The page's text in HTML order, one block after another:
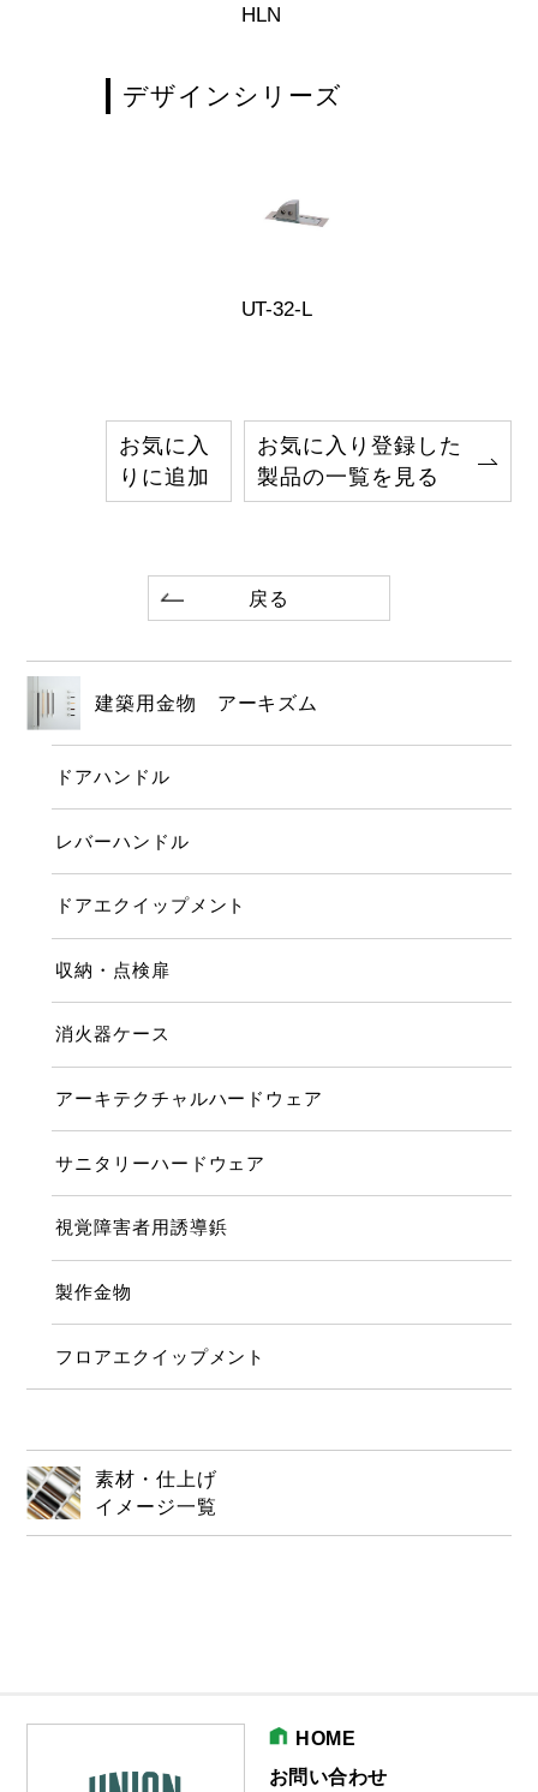
HLN
デザインシリーズ
UT-32-L
お気に入
りに追加
お気に入り登録した
製品の一覧を見る
戻る
建築用金物 アーキズム
ドアハンドル
レバーハンドル
ドアエクイップメント
収納・点検扉
消火器ケース
アーキテクチャルハードウェア
サニタリーハードウェア
視覚障害者用誘導鋲
製作金物
フロアエクイップメント
素材・仕上げ
イメージ一覧
HOME
お問い合わせ